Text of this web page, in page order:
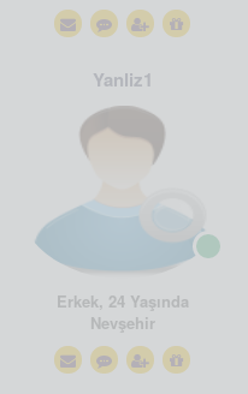
Yanliz1
Erkek, 24 Yaşında
Nevşehir